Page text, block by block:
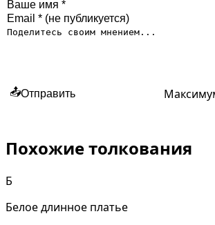
📤Отправить
Похожие толкования
Б
Белое длинное платье